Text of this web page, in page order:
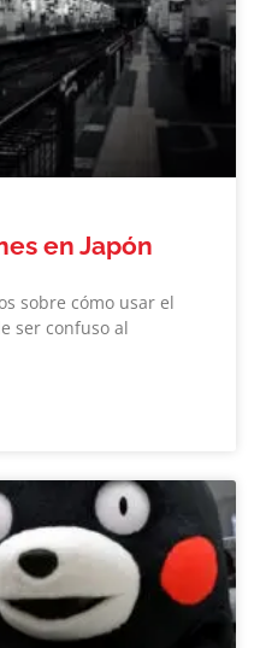
en Japón
sobre cómo usar el
ser confuso al